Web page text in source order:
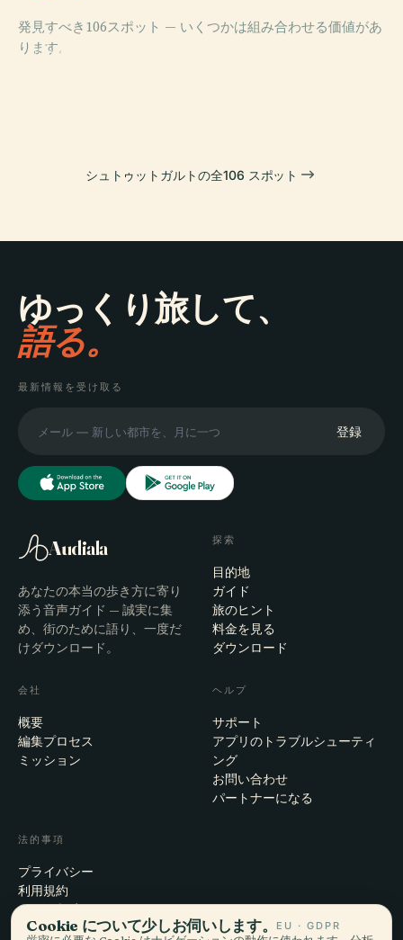
発見すべき106スポット — いくつかは組み合わせる価値があ
ります。
PLACE
メルセデスベン
PLACE
シュトゥットガルトの全106 スポット
ゆっくり旅して、
語る。
最新情報を受け取る
登録
Audiala
あなたの本当の歩き方に寄り
添う音声ガイド — 誠実に集
め、街のために語り、一度だ
けダウンロード。
探索
目的地
ガイド
旅のヒント
料金を見る
ダウンロード
会社
概要
編集プロセス
ミッション
ヘルプ
サポート
アプリのトラブルシューティ
ング
お問い合わせ
パートナーになる
法的事項
プライバシー
利用規約
Cookie設定
アカウント削除
Cookie について少しお伺いします。 EU · GDPR